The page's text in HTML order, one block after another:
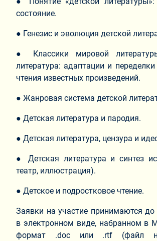
состояние.
● Генезис и эволюция детской
● Классики мировой
литература: адаптации и
чтения известных произведений.
● Жанровая система детской
● Детская литература и пародия.
● Детская литература, цензура и
● Детская литература и синтез
театр, иллюстрация).
● Детское и подростковое чтение.
Заявки на участие принимаются
в электронном виде, набранном в
формат .doc или .rtf (файл